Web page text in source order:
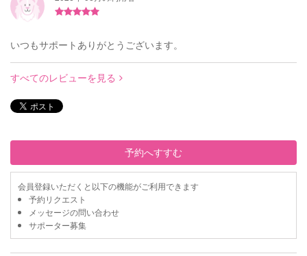
いつもサポートありがとうございます。
すべてのレビューを見る
予約へすすむ
会員登録いただくと以下の機能がご利用できます
予約リクエスト
メッセージの問い合わせ
サポーター募集